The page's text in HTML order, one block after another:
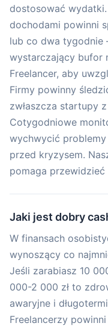
dostosować
dochodami powinni
lub co dwa tygodnie
wystarczający bufor
Freelancer, aby
Firmy powinny
zwłaszcza startupy
Cotygodniowe
wychwycić
przed kryzysem.
pomaga
Jaki jest dobry
W finansach
wynoszący co
Jeśli zarabiasz 10
000-2 000 zł to
awaryjne i
Freelancerzy